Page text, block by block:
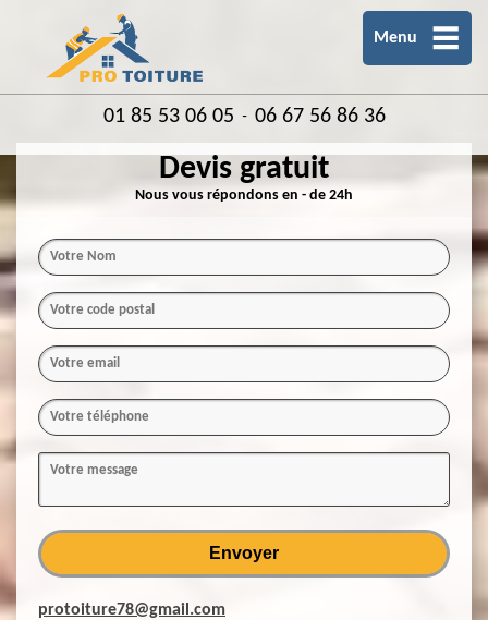
Menu
01 85 53 06 05 - 06 67 56 86 36
Devis gratuit
Nous vous répondons en - de 24h
protoiture78@gmail.com